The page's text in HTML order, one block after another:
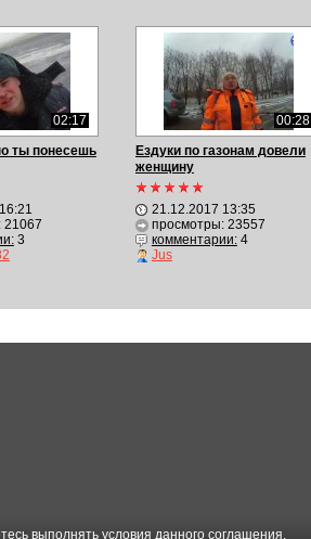
02:17
ты понесешь
21067
3
00:28
Ездуки по газонам довели
женщину
21.12.2017 13:35
просмотры: 23557
комментарии:4
Jus
выполнять условия данного соглашения.